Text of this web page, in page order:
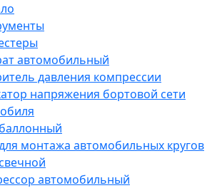
автомобильный
давления компрессии
напряжения бортовой сети
монтажа автомобильных кругов
автомобильный